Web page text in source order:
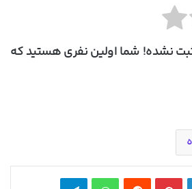
نشده! شما اولین نفری هستید که
لینکدین ‫پین‌ترست‫رددیت واتس آپ تلگرام